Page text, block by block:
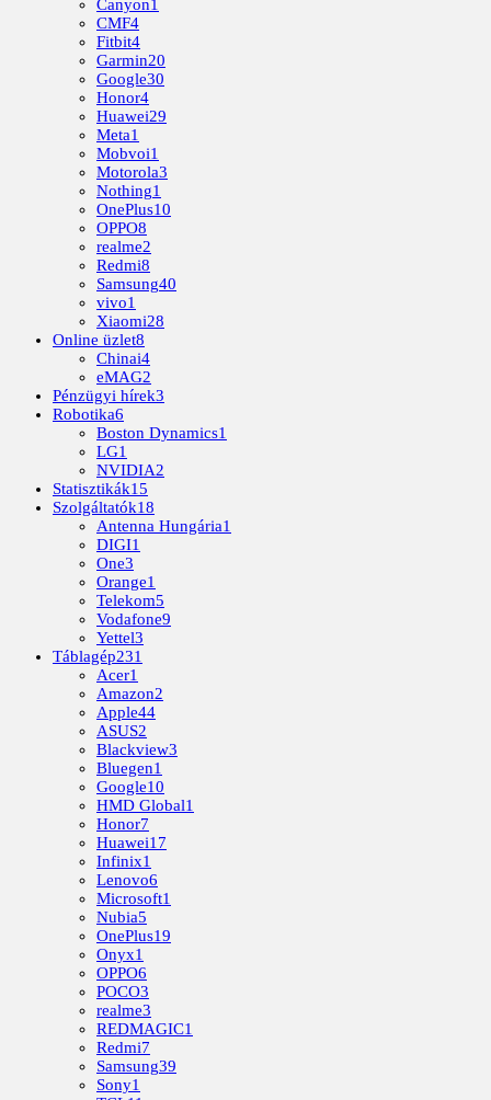
Canyon1
CMF4
Fitbit4
Garmin20
Google30
Honor4
Huawei29
Meta1
Mobvoi1
Motorola3
Nothing1
OnePlus10
OPPO8
realme2
Redmi8
Samsung40
vivo1
Xiaomi28
Online üzlet8
Chinai4
eMAG2
Pénzügyi hírek3
Robotika6
Boston Dynamics1
LG1
NVIDIA2
Statisztikák15
Szolgáltatók18
Antenna Hungária1
DIGI1
One3
Orange1
Telekom5
Vodafone9
Yettel3
Táblagép231
Acer1
Amazon2
Apple44
ASUS2
Blackview3
Bluegen1
Google10
HMD Global1
Honor7
Huawei17
Infinix1
Lenovo6
Microsoft1
Nubia5
OnePlus19
Onyx1
OPPO6
POCO3
realme3
REDMAGIC1
Redmi7
Samsung39
Sony1